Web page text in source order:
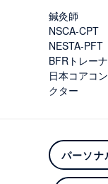
鍼灸師
NSCA-CPT
NESTA-PFT
BFRトレー
日本コアコ
クター
パーソナ